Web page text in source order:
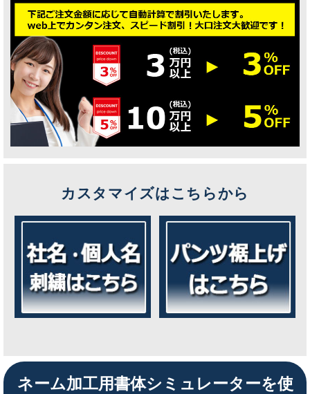
カスタマイズはこちらから
ネーム加工用書体シミュレーターを使